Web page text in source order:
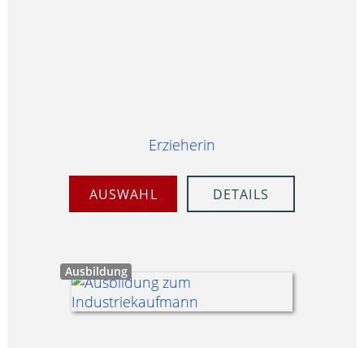
Erzieherin
AUSWAHL DETAILS
Ausbildung